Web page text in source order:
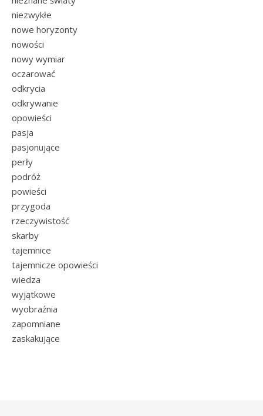
niezwykłe
nowe horyzonty
nowości
nowy wymiar
oczarować
odkrycia
odkrywanie
opowieści
pasja
pasjonujące
perły
podróż
powieści
przygoda
rzeczywistość
skarby
tajemnice
tajemnicze opowieści
wiedza
wyjątkowe
wyobraźnia
zapomniane
zaskakujące